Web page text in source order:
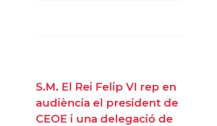
S.M. El Rei Felip VI rep en
audiència el president de
CEOE i una delegació de